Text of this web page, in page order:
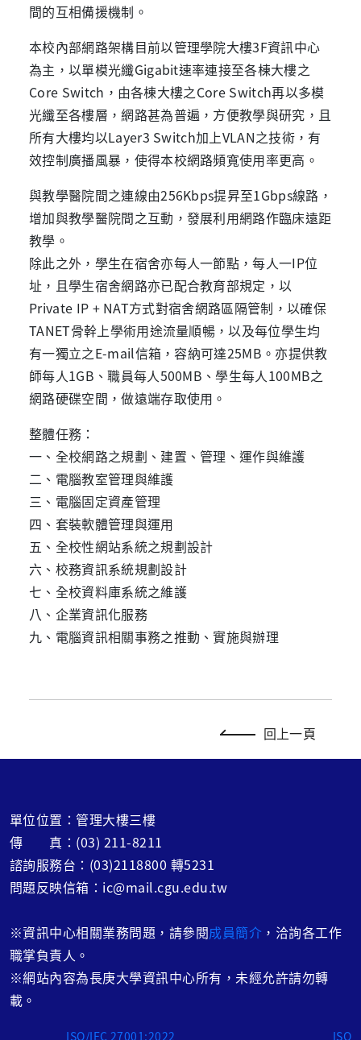
間的互相備援機制。
本校內部網路架構目前以管理學院大樓3F資訊中心
為主，以單模光纖Gigabit速率連接至各棟大樓之
Core Switch，由各棟大樓之Core Switch再以多模
光纖至各樓層，網路甚為普遍，方便教學與研究，且
所有大樓均以Layer3 Switch加上VLAN之技術，有
效控制廣播風暴，使得本校網路頻寬使用率更高。
與教學醫院間之連線由256Kbps提昇至1Gbps線路，
增加與教學醫院間之互動，發展利用網路作臨床遠距
教學。
除此之外，學生在宿舍亦每人一節點，每人一IP位
址，且學生宿舍網路亦已配合教育部規定，以
Private IP + NAT方式對宿舍網路區隔管制，以確保
TANET骨幹上學術用途流量順暢，以及每位學生均
有一獨立之E-mail信箱，容納可達25MB。亦提供教
師每人1GB、職員每人500MB、學生每人100MB之
網路硬碟空間，做遠端存取使用。
整體任務：
一、全校網路之規劃、建置、管理、運作與維護
二、電腦教室管理與維護
三、電腦固定資產管理
四、套裝軟體管理與運用
五、全校性網站系統之規劃設計
六、校務資訊系統規劃設計
七、全校資料庫系統之維護
八、企業資訊化服務
九、電腦資訊相關事務之推動、實施與辦理
回上一頁
單位位置：管理大樓三樓
傳 真：(03) 211-8211
諮詢服務台：(03)2118800 轉5231
問題反映信箱：ic@mail.cgu.edu.tw
※資訊中心相關業務問題，請參閱成員簡介 ，洽詢各工作
職掌負責人。
※網站內容為長庚大學資訊中心所有，未經允許請勿轉
載。
ISO/IEC 27001:2022 ISO